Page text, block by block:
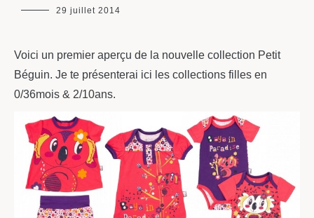
maman
29 juillet 2014
Voici un premier aperçu de la nouvelle collection Petit
Béguin. Je te présenterai ici les collections filles en
0/36mois & 2/10ans.